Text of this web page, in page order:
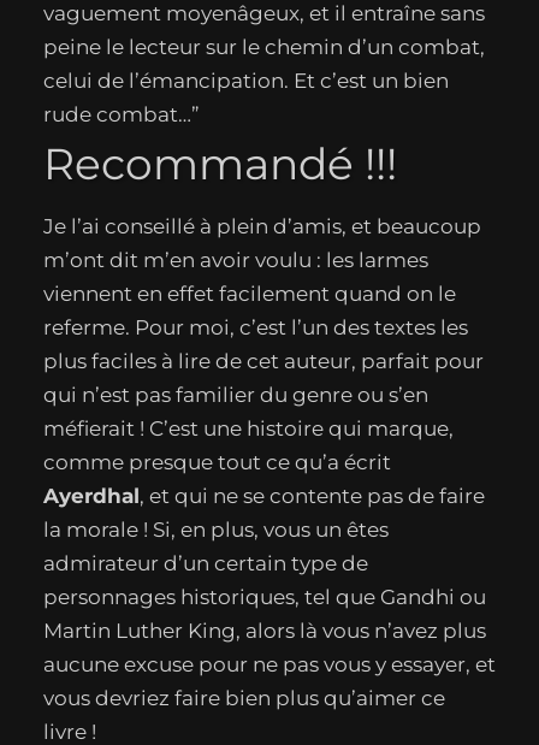
vaguement moyenâgeux, et il entraîne sans
peine le lecteur sur le chemin d’un combat,
celui de l’émancipation. Et c’est un bien
rude combat…”
Recommandé !!!
Je l’ai conseillé à plein d’amis, et beaucoup
m’ont dit m’en avoir voulu : les larmes
viennent en effet facilement quand on le
referme. Pour moi, c’est l’un des textes les
plus faciles à lire de cet auteur, parfait pour
qui n’est pas familier du genre ou s’en
méfierait ! C’est une histoire qui marque,
comme presque tout ce qu’a écrit
Ayerdhal, et qui ne se contente pas de faire
la morale ! Si, en plus, vous un êtes
admirateur d’un certain type de
personnages historiques, tel que Gandhi ou
Martin Luther King, alors là vous n’avez plus
aucune excuse pour ne pas vous y essayer, et
vous devriez faire bien plus qu’aimer ce
livre !